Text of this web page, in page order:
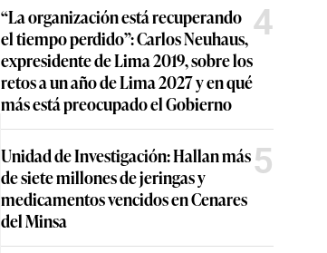
“La organización está recuperando
el tiempo perdido”: Carlos Neuhaus,
expresidente de Lima 2019, sobre los
retos a un año de Lima 2027 y en qué
más está preocupado el Gobierno
4
Unidad de Investigación: Hallan más
de siete millones de jeringas y
medicamentos vencidos en Cenares
del Minsa
5